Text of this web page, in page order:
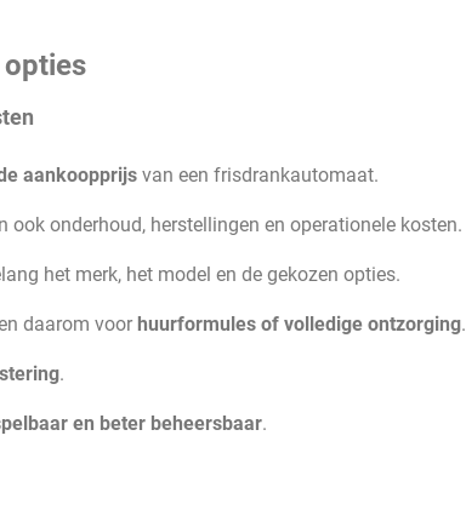
opties
aankoopprijs van een frisdrankautomaat.
ook onderhoud, herstellingen en operationele kosten.
het merk, het model en de gekozen opties.
daarom voor huurformules of volledige ontzorging.
.
en beter beheersbaar.